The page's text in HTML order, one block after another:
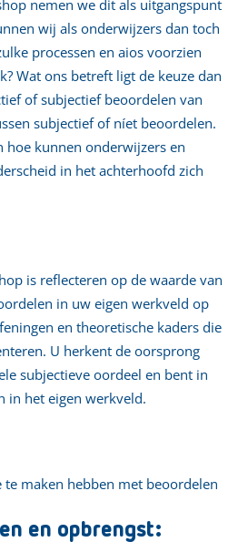
nemen we dit als uitgangspunt
wij als onderwijzers dan toch
processen en aios voorzien
Wat ons betreft ligt de keuze dan
of subjectief beoordelen van
subjectief of níet beoordelen.
hoe kunnen onderwijzers en
in het achterhoofd zich
is reflecteren op de waarde van
in uw eigen werkveld op
en theoretische kaders die
U herkent de oorsprong
subjectieve oordeel en bent in
in het eigen werkveld.
te maken hebben met beoordelen
en opbrengst: